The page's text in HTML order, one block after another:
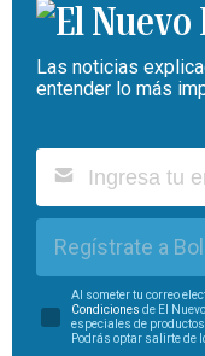
Las noticias
entender lo más
Regístrate a
Al someter tu correo
Condiciones de El
especiales de
Podrás optar salirte de